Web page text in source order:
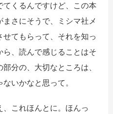
てくるんですけど、この本
さにそうで、ミシマ社メ
てもらって、それを知っ
、読んで感じることはそ
分の、大切なところは、
いかなと思って。
これほんとに。ほんっ